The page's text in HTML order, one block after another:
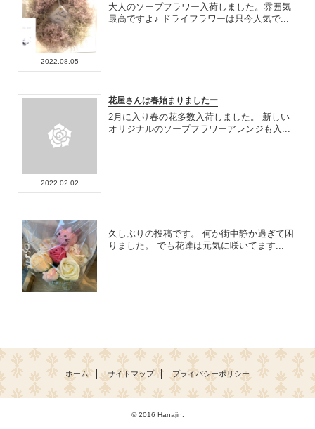
2022.08.05
大人のソープフラワー入荷しました。雰囲気
最高ですよ♪ ドライフラワーは只今人気で...
2022.02.02
花屋さんは春始まりましたー
2月に入り春の花多数入荷しました。 新しい
オリジナルのソープフラワーアレンジも入...
久しぶりの投稿です。 何か街中静か過ぎて困
りました。 でも花達は元気に咲いてます...
紫陽花やブーゲンビリア入荷してますよー 季
節の先取りの花々いかがでしょうか。
ホーム サイトマップ プライバシーポリシー
© 2016 Hanajin